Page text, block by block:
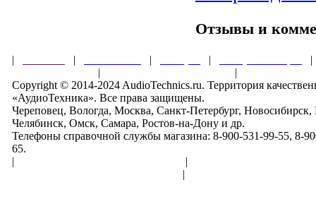
Отзывы и
| | | |
|
|
Copyright © 2014-2024 AudioTechnics.ru. Территория
«АудиоТехника». Все права защищены.
Череповец, Вологда, Москва, Санкт-Петербург,
Челябинск, Омск, Самара, Ростов-на-Дону и др.
Телефоны справочной службы магазина: 8-900-531-99-55, 8-
65.
|
|
|